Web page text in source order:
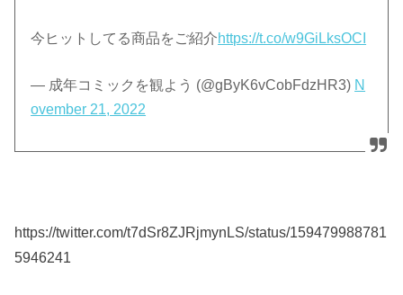
今ヒットしてる商品をご紹介https://t.co/w9GiLksOCI
— 成年コミックを観よう (@gByK6vCobFdzHR3) N
ovember 21, 2022
https://twitter.com/t7dSr8ZJRjmynLS/status/159479988781
5946241